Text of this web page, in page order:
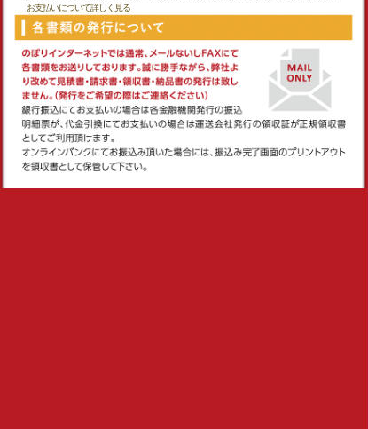
お支払いについて詳しく見る